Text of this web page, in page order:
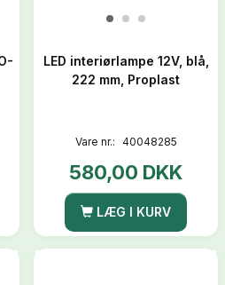
LED interiørlampe 12V, blå,
222 mm, Proplast
Vare nr.: 40048285
580,00 DKK
LÆG I KURV